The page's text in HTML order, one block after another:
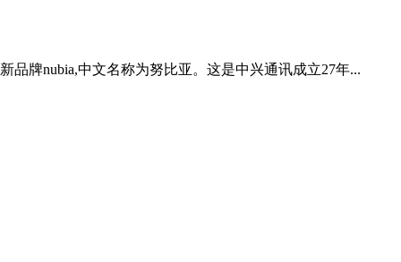
品牌nubia,中文名称为努比亚。这是中兴通讯成立27年...